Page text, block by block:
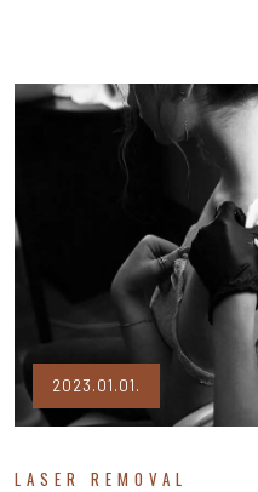
2023.01.01.
LASER REMOVAL